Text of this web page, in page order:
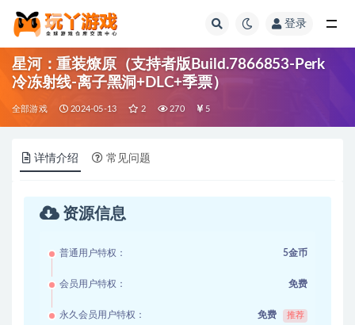
登录
星河：重装燎原（支持者版Build.7866853-Perk
冷冻射线-离子黑洞+DLC+季票）
全部游戏 2024-05-13 2 270 5
详情介绍 常见问题
资源信息
普通用户特权： 5金币
会员用户特权： 免费
永久会员用户特权： 免费 推荐